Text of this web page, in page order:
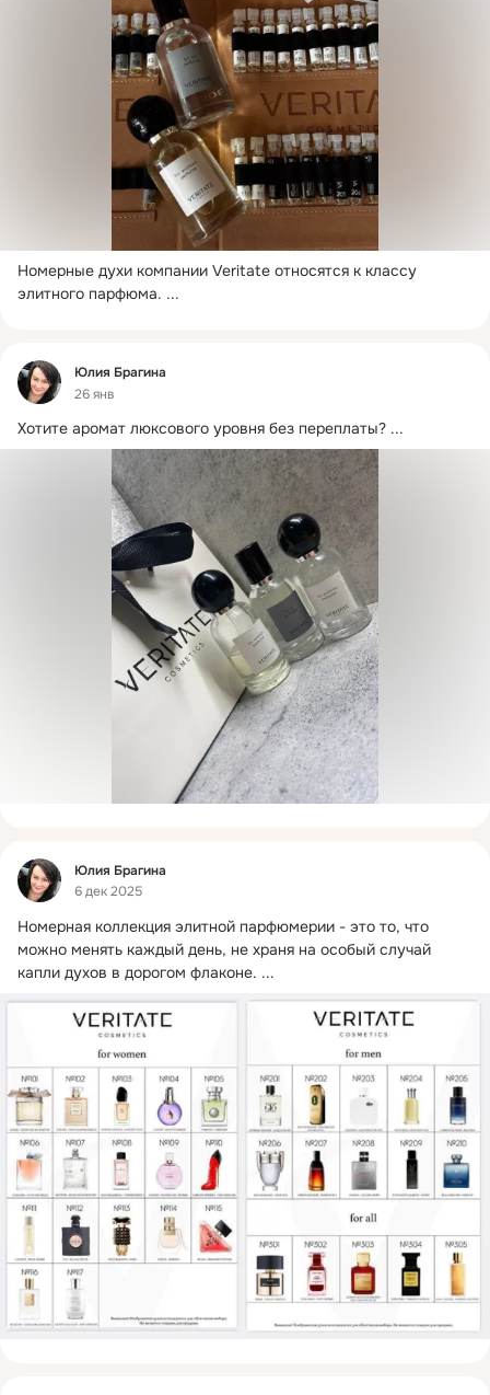
Номерные духи компании Veritate относятся к классу
элитного парфюма. ...
Фид
Юлия Брагина
26 янв
Хотите аромат люксового уровня без переплаты? ...
Фид
Юлия Брагина
6 дек 2025
Номерная коллекция элитной парфюмерии - это то, что
можно менять каждый день, не храня на особый случай
капли духов в дорогом флаконе. ...